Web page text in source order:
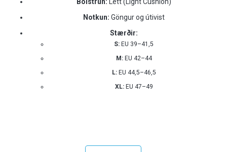
Notkun: Göngur og útivist
Stærðir:
S: EU 39–41,5
M:EU 42–44
L:EU 44,5–46,5
XL:EU 47–49